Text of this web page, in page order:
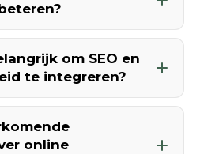
om SEO en
te integreren?
online